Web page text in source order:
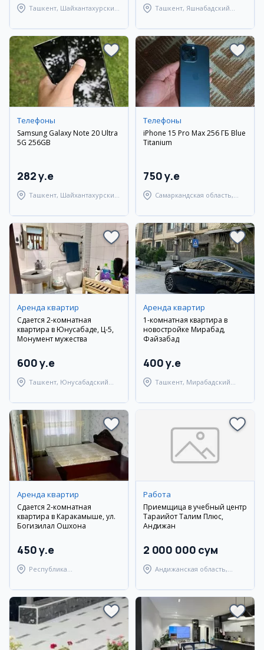
Ташкент, Шайхантахурский
Ташкент, Яшнабадский
Телефоны
Samsung Galaxy Note 20 Ultra
5G 256GB
282 y.e
Ташкент, Шайхантахурский
Телефоны
iPhone 15 Pro Max 256 ГБ Blue
Titanium
750 y.e
Самаркандская область,
Аренда квартир
Сдается 2-комнатная
квартира в Юнусабаде, Ц-5,
Монумент мужества
600 y.e
Ташкент, Юнусабадский
Аренда квартир
1-комнатная квартира в
новостройке Мирабад,
Файзабад
400 y.e
Ташкент, Мирабадский
Аренда квартир
Сдается 2-комнатная
квартира в Каракамыше, ул.
Богизилал Ошхона
450 y.e
Республика
Берунийский район
Работа
Приемщица в учебный центр
Тараққийот Талим Плюс,
Андижан
2 000 000 сум
Андижанская область,